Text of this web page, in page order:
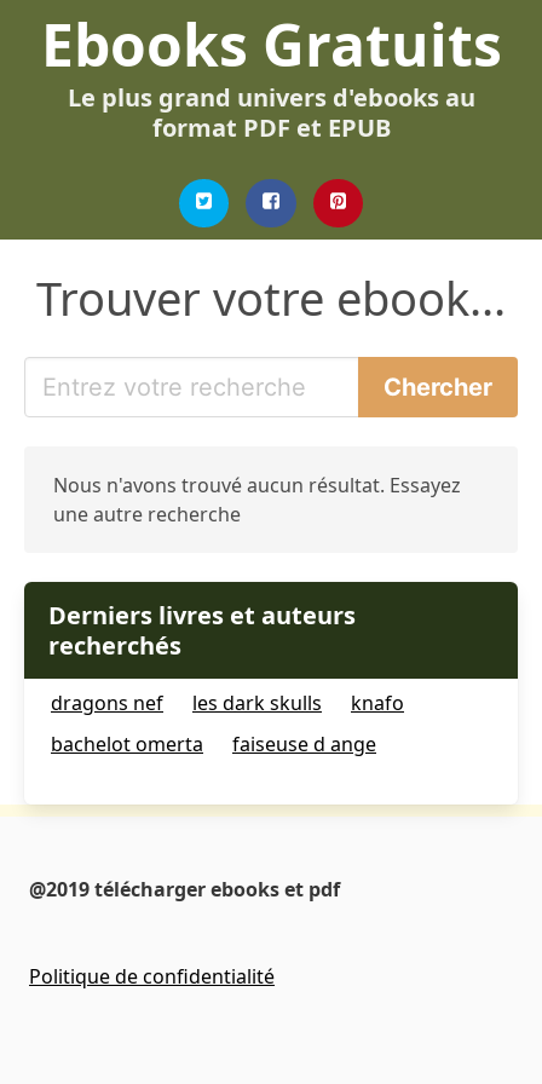
Ebooks Gratuits
Le plus grand univers d'ebooks au
format PDF et EPUB
Trouver votre ebook...
Nous n'avons trouvé aucun résultat. Essayez
une autre recherche
Derniers livres et auteurs
recherchés
dragons nef les dark skulls
knafo
bachelot omerta
faiseuse d ange
@2019 télécharger ebooks et pdf
Politique de confidentialité